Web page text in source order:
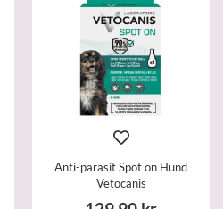
Anti-parasit Spot on Hund
Vetocanis